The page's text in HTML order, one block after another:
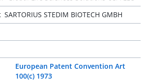
SARTORIUS STEDIM BIOTECH GMBH
European Patent Convention Art
100(c) 1973